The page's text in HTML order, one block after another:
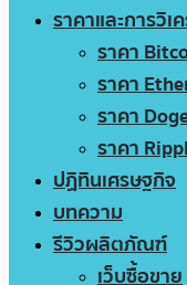
ราคาและการวิเ
ราคา
ราคา
ราคา
ราคา
ปฏิทินเศรษฐกิจ
บทความ
รีวิวผลิตภัณฑ์
เว็บซื้อขาย